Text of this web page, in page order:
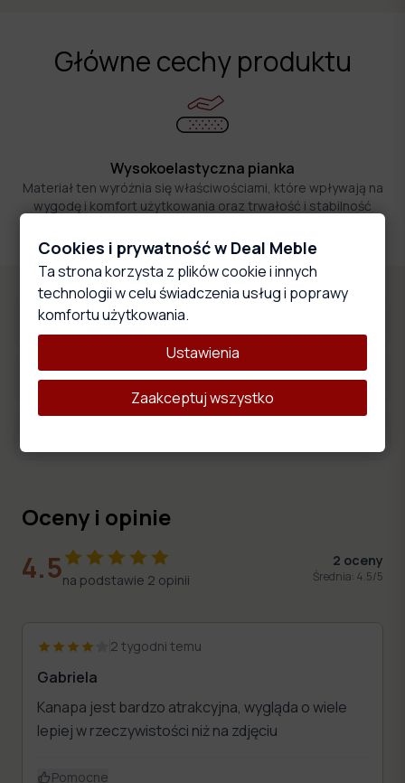
Główne cechy produktu
Wysokoelastyczna pianka
Materiał ten wyróżnia się właściwościami, które wpływają na
wygodę i komfort użytkowania oraz trwałość i stabilność
Materiały obiciowe
Wymiary produktu
Oceny i opinie
4.5na podstawie 2 opinii
2 oceny
Średnia: 4.5/5
2 tygodni temu
Gabriela
Kanapa jest bardzo atrakcyjna, wygląda o wiele
lepiej w rzeczywistości niż na zdjęciu
Pomocne
Cookies i prywatność w Deal Meble
Ta strona korzysta z plików cookie i innych
technologii w celu świadczenia usług i poprawy
komfortu użytkowania.
Ustawienia
Zaakceptuj wszystko